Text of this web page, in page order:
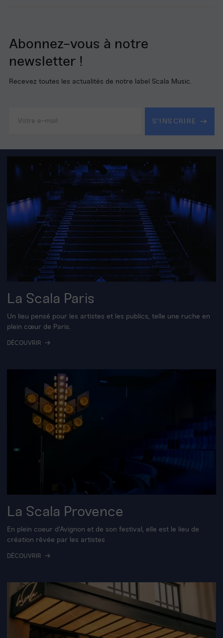
Abonnez-vous à notre
newsletter !
Recevez toutes les actualités de notre label Scala Music.
S'INSCRIRE
La Scala Paris
Un lieu pensé pour les artistes et les publics, telle une ruche en
plein cœur de Paris.
DÉCOUVRIR
La Scala Provence
En plein coeur d'Avignon et de son festival, elle est le lieu de
création rêvée par les artistes
DÉCOUVRIR